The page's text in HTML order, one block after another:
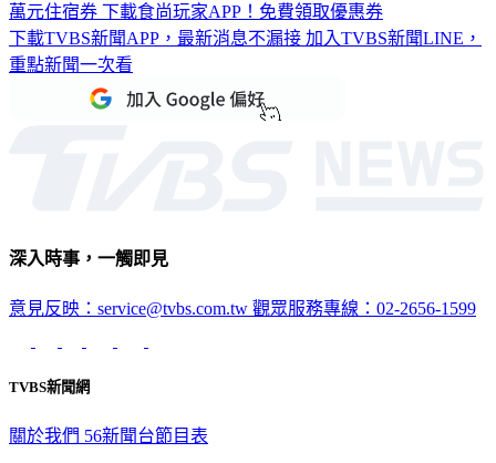
萬元住宿券 下載食尚玩家APP！免費領取優惠券
下載TVBS新聞APP，最新消息不漏接 加入TVBS新聞LINE，
重點新聞一次看
深入時事，一觸即見
意見反映：service@tvbs.com.tw 觀眾服務專線：02-2656-1599
TVBS新聞網
關於我們 56新聞台節目表